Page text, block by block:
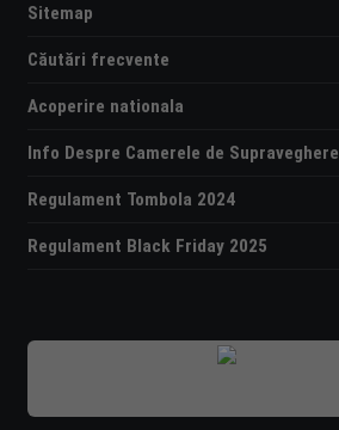
Sitemap
Căutări frecvente
Acoperire nationala
Info Despre Camerele de Supraveghere
Regulament Tombola 2024
Regulament Black Friday 2025